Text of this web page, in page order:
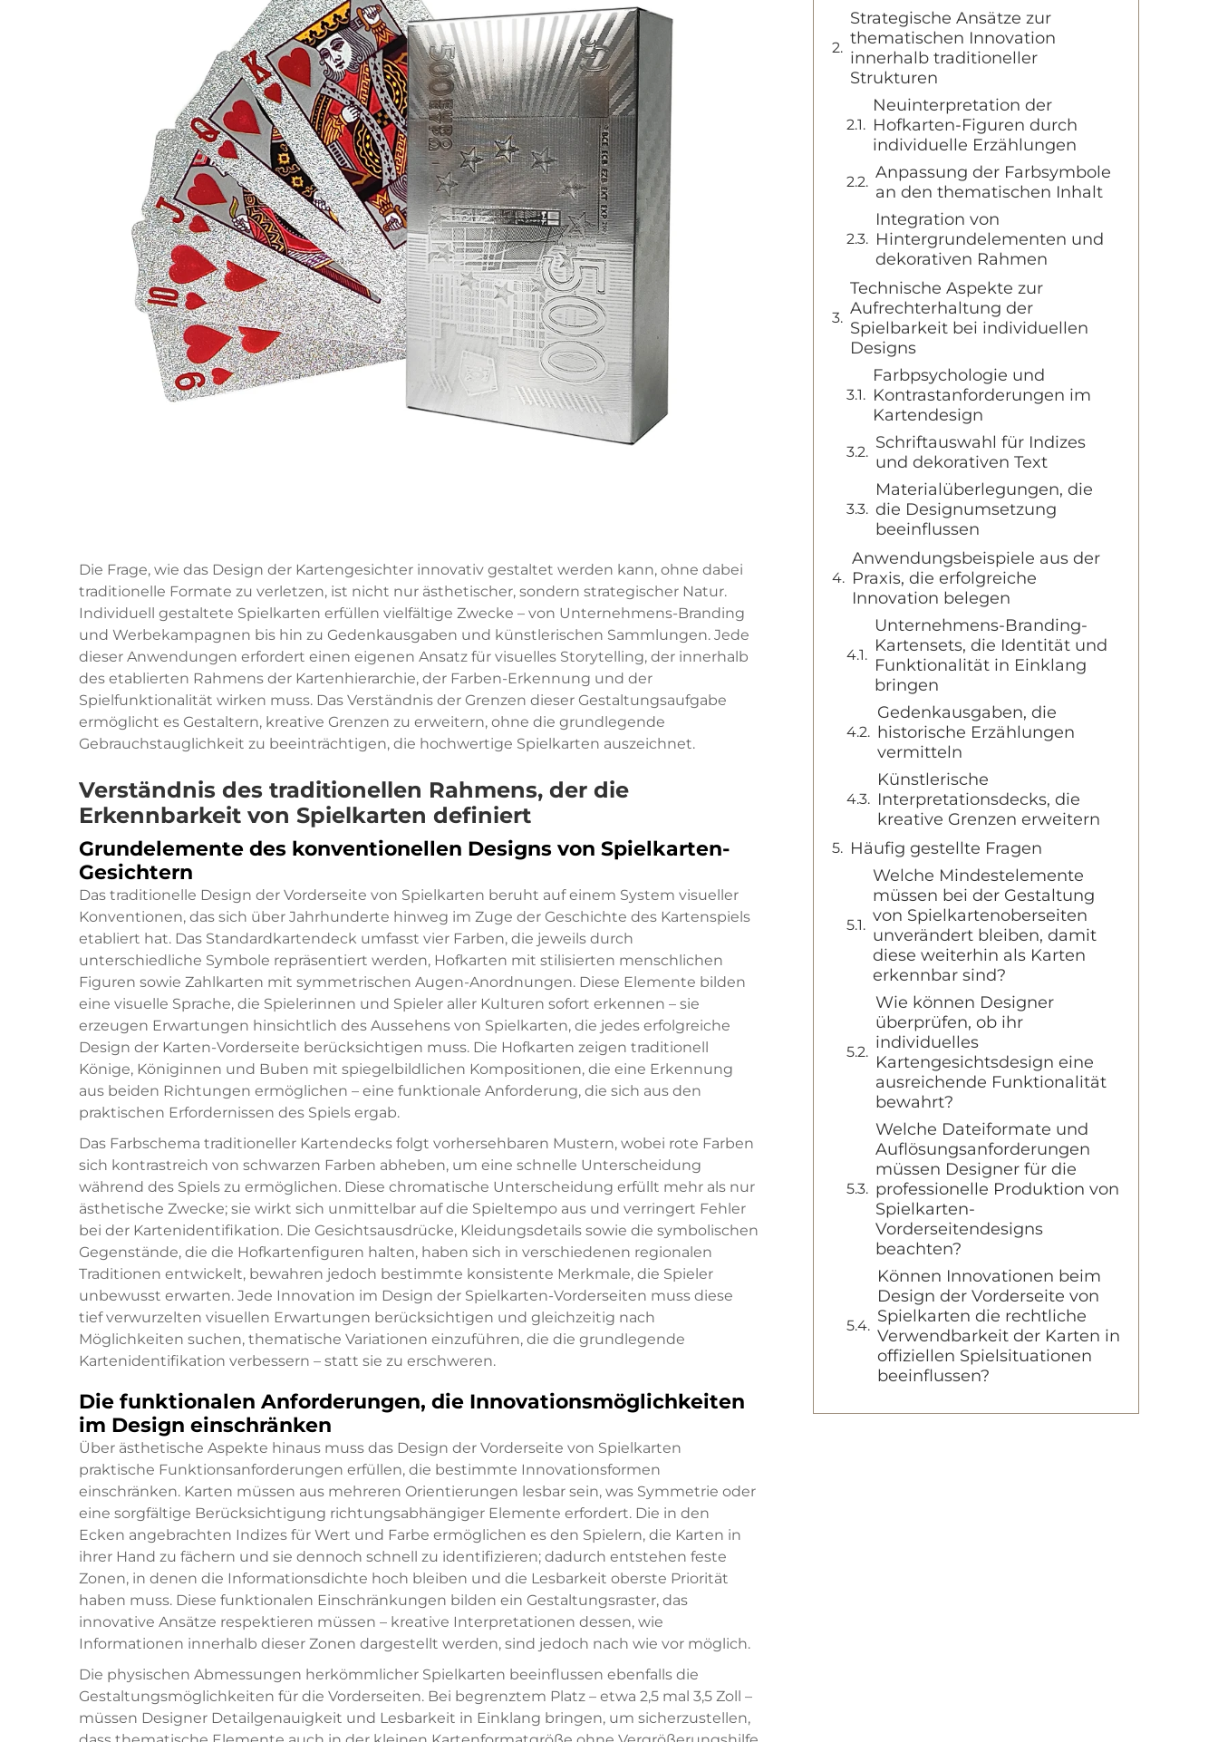
Die Frage, wie das Design der Kartengesichter innovativ gestaltet werden kann, ohne dabei
traditionelle Formate zu verletzen, ist nicht nur ästhetischer, sondern strategischer Natur.
Individuell gestaltete Spielkarten erfüllen vielfältige Zwecke – von Unternehmens-Branding
und Werbekampagnen bis hin zu Gedenkausgaben und künstlerischen Sammlungen. Jede
dieser Anwendungen erfordert einen eigenen Ansatz für visuelles Storytelling, der innerhalb
des etablierten Rahmens der Kartenhierarchie, der Farben-Erkennung und der
Spielfunktionalität wirken muss. Das Verständnis der Grenzen dieser Gestaltungsaufgabe
ermöglicht es Gestaltern, kreative Grenzen zu erweitern, ohne die grundlegende
Gebrauchstauglichkeit zu beeinträchtigen, die hochwertige Spielkarten auszeichnet.
Verständnis des traditionellen Rahmens, der die
Erkennbarkeit von Spielkarten definiert
Grundelemente des konventionellen Designs von Spielkarten-
Gesichtern
Das traditionelle Design der Vorderseite von Spielkarten beruht auf einem System visueller
Konventionen, das sich über Jahrhunderte hinweg im Zuge der Geschichte des Kartenspiels
etabliert hat. Das Standardkartendeck umfasst vier Farben, die jeweils durch
unterschiedliche Symbole repräsentiert werden, Hofkarten mit stilisierten menschlichen
Figuren sowie Zahlkarten mit symmetrischen Augen-Anordnungen. Diese Elemente bilden
eine visuelle Sprache, die Spielerinnen und Spieler aller Kulturen sofort erkennen – sie
erzeugen Erwartungen hinsichtlich des Aussehens von Spielkarten, die jedes erfolgreiche
Design der Karten-Vorderseite berücksichtigen muss. Die Hofkarten zeigen traditionell
Könige, Königinnen und Buben mit spiegelbildlichen Kompositionen, die eine Erkennung
aus beiden Richtungen ermöglichen – eine funktionale Anforderung, die sich aus den
praktischen Erfordernissen des Spiels ergab.
Das Farbschema traditioneller Kartendecks folgt vorhersehbaren Mustern, wobei rote Farben
sich kontrastreich von schwarzen Farben abheben, um eine schnelle Unterscheidung
während des Spiels zu ermöglichen. Diese chromatische Unterscheidung erfüllt mehr als nur
ästhetische Zwecke; sie wirkt sich unmittelbar auf die Spieltempo aus und verringert Fehler
bei der Kartenidentifikation. Die Gesichtsausdrücke, Kleidungsdetails sowie die symbolischen
Gegenstände, die die Hofkartenfiguren halten, haben sich in verschiedenen regionalen
Traditionen entwickelt, bewahren jedoch bestimmte konsistente Merkmale, die Spieler
unbewusst erwarten. Jede Innovation im Design der Spielkarten-Vorderseiten muss diese
tief verwurzelten visuellen Erwartungen berücksichtigen und gleichzeitig nach
Möglichkeiten suchen, thematische Variationen einzuführen, die die grundlegende
Kartenidentifikation verbessern – statt sie zu erschweren.
Die funktionalen Anforderungen, die Innovationsmöglichkeiten
im Design einschränken
Über ästhetische Aspekte hinaus muss das Design der Vorderseite von Spielkarten
praktische Funktionsanforderungen erfüllen, die bestimmte Innovationsformen
einschränken. Karten müssen aus mehreren Orientierungen lesbar sein, was Symmetrie oder
eine sorgfältige Berücksichtigung richtungsabhängiger Elemente erfordert. Die in den
Ecken angebrachten Indizes für Wert und Farbe ermöglichen es den Spielern, die Karten in
ihrer Hand zu fächern und sie dennoch schnell zu identifizieren; dadurch entstehen feste
Zonen, in denen die Informationsdichte hoch bleiben und die Lesbarkeit oberste Priorität
haben muss. Diese funktionalen Einschränkungen bilden ein Gestaltungsraster, das
innovative Ansätze respektieren müssen – kreative Interpretationen dessen, wie
Informationen innerhalb dieser Zonen dargestellt werden, sind jedoch nach wie vor möglich.
Die physischen Abmessungen herkömmlicher Spielkarten beeinflussen ebenfalls die
Gestaltungsmöglichkeiten für die Vorderseiten. Bei begrenztem Platz – etwa 2,5 mal 3,5 Zoll –
müssen Designer Detailgenauigkeit und Lesbarkeit in Einklang bringen, um sicherzustellen,
Strategische Ansätze zur
thematischen Innovation
innerhalb traditioneller
Strukturen
Neuinterpretation der
Hofkarten-Figuren durch
individuelle Erzählungen
Anpassung der Farbsymbole
an den thematischen Inhalt
Integration von
Hintergrundelementen und
dekorativen Rahmen
Technische Aspekte zur
Aufrechterhaltung der
Spielbarkeit bei individuellen
Designs
Farbpsychologie und
Kontrastanforderungen im
Kartendesign
Schriftauswahl für Indizes
und dekorativen Text
Materialüberlegungen, die
die Designumsetzung
beeinflussen
Anwendungsbeispiele aus der
Praxis, die erfolgreiche
Innovation belegen
Unternehmens-Branding-
Kartensets, die Identität und
Funktionalität in Einklang
bringen
Gedenkausgaben, die
historische Erzählungen
vermitteln
Künstlerische
Interpretationsdecks, die
kreative Grenzen erweitern
Häufig gestellte Fragen
Welche Mindestelemente
müssen bei der Gestaltung
von Spielkartenoberseiten
unverändert bleiben, damit
diese weiterhin als Karten
erkennbar sind?
Wie können Designer
überprüfen, ob ihr
individuelles
Kartengesichtsdesign eine
ausreichende Funktionalität
bewahrt?
Welche Dateiformate und
Auflösungsanforderungen
müssen Designer für die
professionelle Produktion von
Spielkarten-
Vorderseitendesigns
beachten?
Können Innovationen beim
Design der Vorderseite von
Spielkarten die rechtliche
Verwendbarkeit der Karten in
offiziellen Spielsituationen
beeinflussen?